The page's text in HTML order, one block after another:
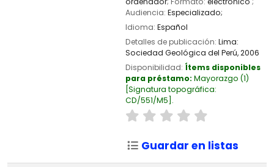
Audiencia: Especializado;
Idioma: Español
Detalles de publicación: Lima:
Sociedad Geológica del Perú,2006
Disponibilidad: Ítems disponibles
para préstamo: Mayorazgo (1)
Signatura topográfica:
CD/551/M5 .
Guardar en listas